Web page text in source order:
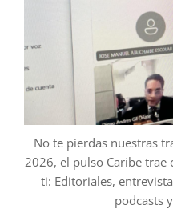
No te pierdas nuestras
2026, el pulso Caribe
ti: Editoriales,
podcasts